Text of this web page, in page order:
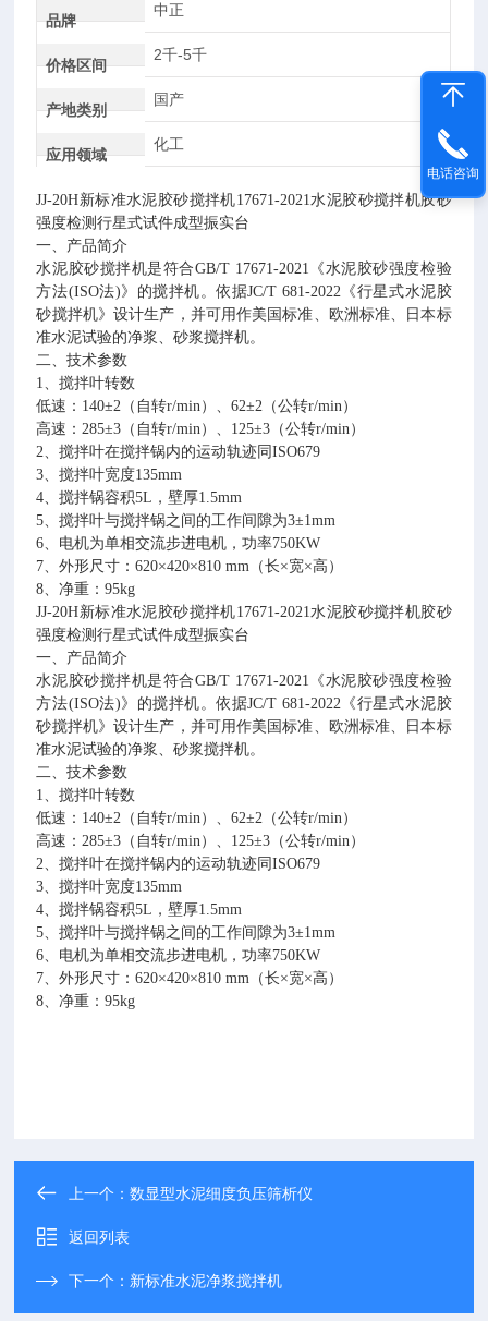
品牌
中正
价格区间
2千-5千
产地类别
国产
应用领域
化工
JJ-20H新标准水泥胶砂搅拌机17671-2021水泥胶砂搅拌机胶砂
强度检测行星式试件成型振实台
一、产品简介
水泥胶砂搅拌机是符合GB/T 17671-2021 《水泥胶砂强度检验
方法(ISO法)》的搅拌机。依据JC/T 681-2022《行星式水泥胶
砂搅拌机》设计生产，并可用作美国标准、欧洲标准、日本标
准水泥试验的净浆、砂浆搅拌机。
二、技术参数
1、搅拌叶转数
低速： 140±2 （自转r/min）、62±2 （公转r/min）
高速：285±3 （自转r/min）、 125±3 （公转r/min）
2、搅拌叶在搅拌锅内的运动轨迹同ISO679
3、搅拌叶宽度135mm
4、搅拌锅容积5L ，壁厚1.5mm
5、搅拌叶与搅拌锅之间的工作间隙为3±1mm
6、电机为单相交流步进电机，功率750KW
7、外形尺寸：620×420×810 mm （长×宽×高）
8、净重：95kg
JJ-20H新标准水泥胶砂搅拌机17671-2021水泥胶砂搅拌机胶砂
强度检测行星式试件成型振实台
一、产品简介
水泥胶砂搅拌机是符合GB/T 17671-2021 《水泥胶砂强度检验
方法(ISO法)》的搅拌机。依据JC/T 681-2022《行星式水泥胶
砂搅拌机》设计生产，并可用作美国标准、欧洲标准、日本标
准水泥试验的净浆、砂浆搅拌机。
二、技术参数
1、搅拌叶转数
低速： 140±2 （自转r/min）、62±2 （公转r/min）
高速：285±3 （自转r/min）、 125±3 （公转r/min）
2、搅拌叶在搅拌锅内的运动轨迹同ISO679
3、搅拌叶宽度135mm
4、搅拌锅容积5L ，壁厚1.5mm
5、搅拌叶与搅拌锅之间的工作间隙为3±1mm
6、电机为单相交流步进电机，功率750KW
7、外形尺寸：620×420×810 mm （长×宽×高）
8、净重：95kg
上一个：数显型水泥细度负压筛析仪
返回列表
下一个： 新标准水泥净浆搅拌机
电话咨询